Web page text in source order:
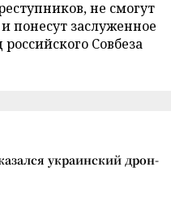
не смогут
понесут заслуженное
Совбеза
украинский дрон-